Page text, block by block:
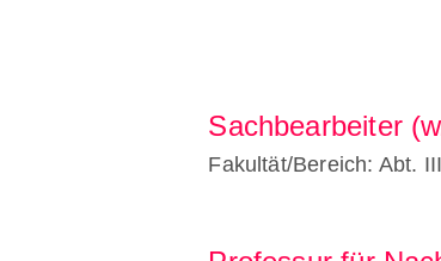
Sachbearbeiter
Fakultät/Bereich: Abt.